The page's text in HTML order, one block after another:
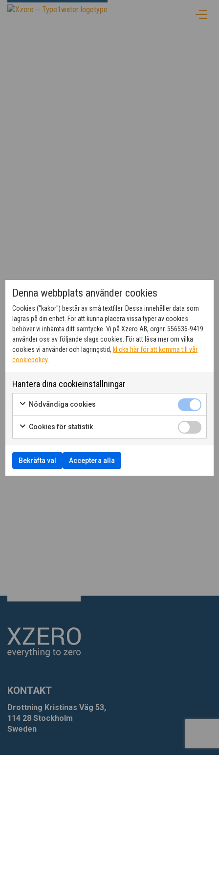
KONTAKT
Drottning Kristinas Väg 53,
114 28 Stockholm
Sweden
Denna webbplats använder cookies
Cookies ("kakor") består av små textfiler. Dessa innehåller data som
lagras på din enhet. För att kunna placera vissa typer av cookies
behöver vi inhämta ditt samtycke. Vi på Xzero AB, orgnr. 556536-9419
använder oss av följande slags cookies. För att läsa mer om vilka
cookies vi använder och lagringstid,klicka här för att komma till vår
cookiepolicy.
Hantera dina cookieinställningar
Nödvändiga cookies
Cookies för statistik
Bekräfta val Acceptera alla